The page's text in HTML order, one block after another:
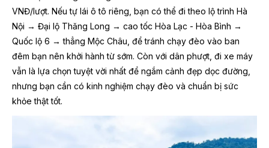
VNĐ/lượt. Nếu tự lái ô tô riêng, bạn có thể đi theo lộ trình Hà
Nội → Đại lộ Thăng Long → cao tốc Hòa Lạc - Hòa Bình →
Quốc lộ 6 → thẳng Mộc Châu, để tránh chạy đèo vào ban
đêm bạn nên khởi hành từ sớm. Còn với dân phượt, đi xe máy
vẫn là lựa chọn tuyệt vời nhất để ngắm cảnh đẹp dọc đường,
nhưng bạn cần có kinh nghiệm chạy đèo và chuẩn bị sức
khỏe thật tốt.